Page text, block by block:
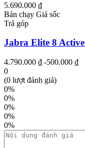
5.690.000 ₫
Bán chạy Giá sốc
Trả góp
Jabra Elite 8 Active
4.790.000 ₫ -500.000 ₫
0
(0 lượt đánh giá)
0%
0%
0%
0%
0%